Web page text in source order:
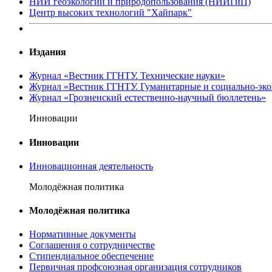
Центр высоких технологий "Хайпарк"
Издания
Журнал «Вестник ГГНТУ. Технические науки»
Журнал «Вестник ГГНТУ. Гуманитарные и социально-
Журнал «Грозненский естественно-научный бюллетень»
Инновации
Инновации
Инновационная деятельность
Молодёжная политика
Молодёжная политика
Нормативные документы
Соглашения о сотрудничестве
Стипендиальное обеспечение
Первичная профсоюзная организация сотрудников